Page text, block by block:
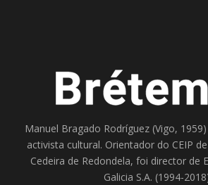
Manuel Bragado Rodríguez (Vigo,
activista cultural. Orientador do CEIP
Cedeira de Redondela, foi director de
Galicia S.A. (1994-